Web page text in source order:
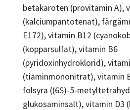
betakaroten (provitamin A),
(kalciumpantotenat),
E172), vitamin B12
(kopparsulfat), vitamin B6
(pyridoxinhydroklorid),
(tiaminmononitrat), vitamin
folsyra ((6S)-5-
glukosaminsalt), vitamin D3